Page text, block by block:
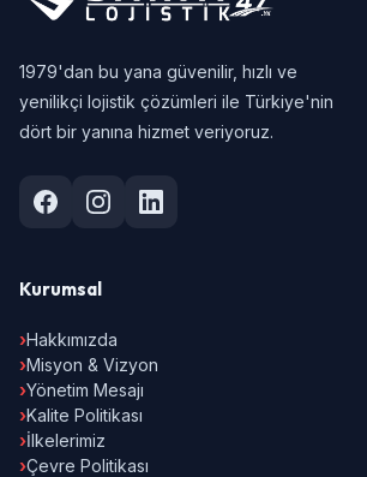
1979'dan bu yana güvenilir, hızlı ve
yenilikçi lojistik çözümleri ile Türkiye'nin
dört bir yanına hizmet veriyoruz.
Kurumsal
›Hakkımızda
›Misyon & Vizyon
›Yönetim Mesajı
›Kalite Politikası
›İlkelerimiz
›Çevre Politikası